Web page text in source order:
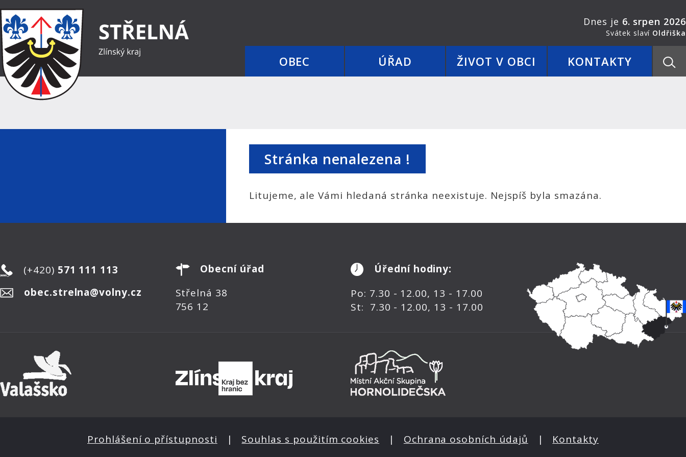
OBEC ÚŘAD ŽIVOT V OBCI KONTAKTY
Dnes je 6. srpen 2026
Svátek slaví Oldřiška
Stránka nenalezena !
Litujeme, ale Vámi hledaná stránka neexistuje. Nejspíš byla smazána.
(+420) 571 111 113
obec.strelna@volny.cz
Obecní úřad
Střelná 38
756 12
Úřední hodiny:
Po: 7.30 - 12.00, 13 - 17.00
St: 7.30 - 12.00, 13 - 17.00
Prohlášení o přístupnosti | Souhlas s použitím cookies | Ochrana osobních údajů | Kontakty